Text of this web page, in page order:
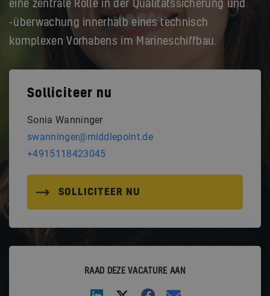
eine zentrale Rolle in der Qualitätssicherung und
-überwachung innerhalb eines technisch
komplexen Vorhabens im Marineschiffbau.
Solliciteer nu
Sonia Wanninger
swanninger@middlepoint.de
+4915118423045
SOLLICITEER NU
RAAD DEZE VACATURE AAN